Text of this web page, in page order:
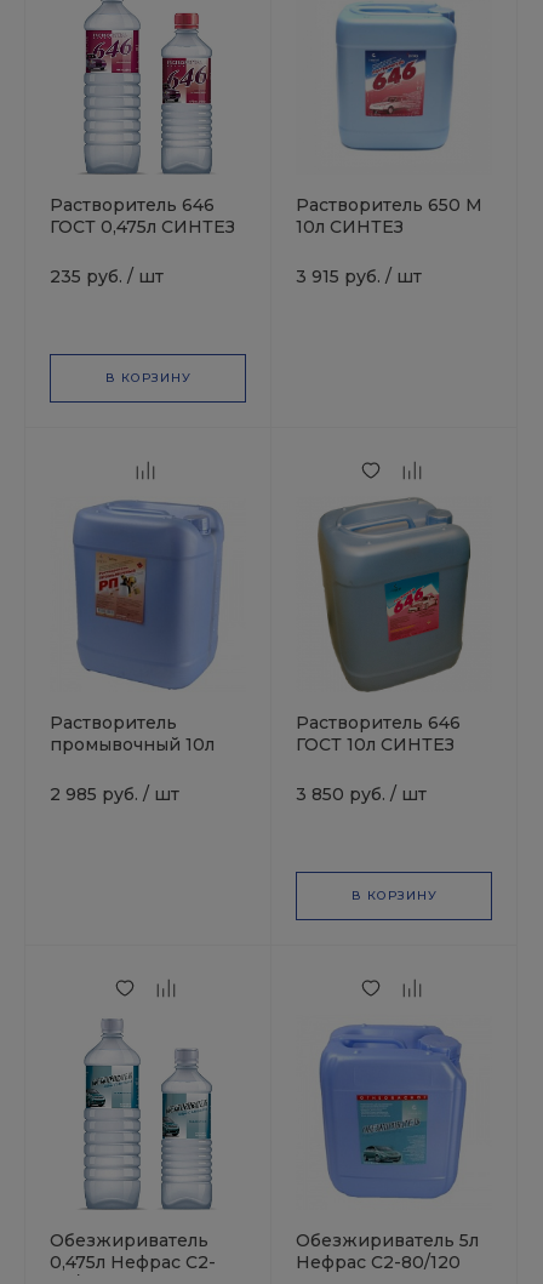
Растворитель 646
ГОСТ 0,475л СИНТЕЗ
235 руб. / шт
В КОРЗИНУ
Растворитель 650 М
10л СИНТЕЗ
3 915 руб. / шт
Растворитель
промывочный 10л
2 985 руб. / шт
Растворитель 646
ГОСТ 10л СИНТЕЗ
3 850 руб. / шт
В КОРЗИНУ
Обезжириватель
0,475л Нефрас С2-
Обезжириватель 5л
Нефрас С2-80/120